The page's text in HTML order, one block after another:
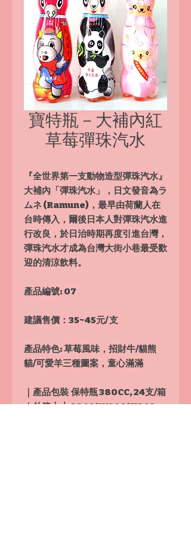
寶特瓶－大補內紅
草莓彈珠汽水
『全世界第一支動物造型彈珠汽水』
大補內「彈珠汽水」，日文發音為ラ
ムネ (Ramune)，最早由荷蘭人在
台時傳入，爾後日本人對彈珠汽水進
行改良，於日治時期再度引進台灣，
彈珠汽水才成為台灣大街小巷最受歡
迎的清涼飲料。
產品編號: 07
建議售價： 35~45元/ 支
產品特色: 草莓風味，招財牛/貓熊
貓/可愛羊三種圖案，童心滿滿
｜產品包裝 保特瓶 380CC, 24支/箱
｜外箱大小 L340*W290*H203